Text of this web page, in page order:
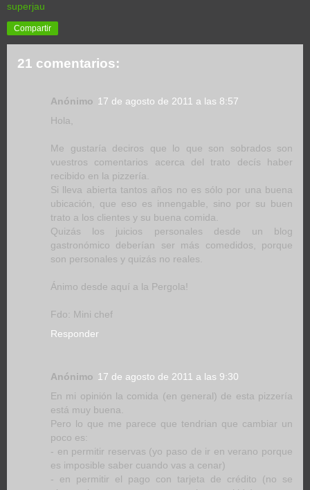
superjau
Compartir
21 comentarios:
Anónimo 17 de agosto de 2011 a las 8:57
Hola,
Me gustaría deciros que lo que son sobrados son
vuestros comentarios acerca del trato decís haber
recibido en la pizzería.
Si lleva abierta tantos años no es sólo por una buena
ubicación, que eso es innengable, sino por su buen
trato a los clientes y su buena comida.
Quizás los juicios personales desde un blog
gastronómico deberían ser más comedidos, porque
son personales y quizás no reales.
Ánimo desde aquí a la Pergola!
Fdo: Mini chef
Responder
Anónimo 17 de agosto de 2011 a las 9:30
En mi opinión la comida (en general) de esta pizzería
está muy buena.
Pero lo que me parece que tendrian que cambiar un
poco es:
- en permitir reservas (yo paso de ir en verano porque
es imposible saber cuando vas a cenar)
- en permitir el pago con tarjeta de crédito (no se